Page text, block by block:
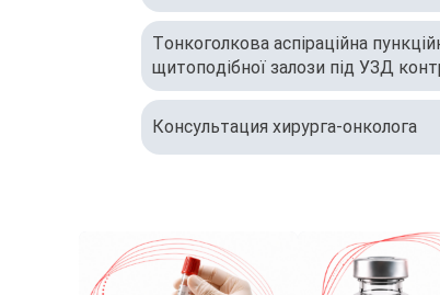
Тонкоголкова аспіраційна
щитоподібної залози під УЗД
ТАПБ
Консультация хирурга-онколога